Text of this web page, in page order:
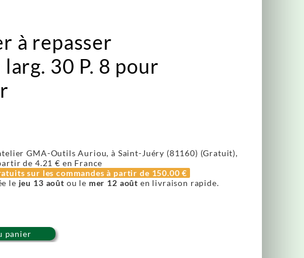
à repasser
30 P. 8 pour
GMA-Outils Auriou, à Saint-Juéry (81160) (Gratuit),
de 4.21 € en France
sur les commandes à partir de 150.00 €
le jeu 13 août ou le mer 12 août en livraison rapide.
panier